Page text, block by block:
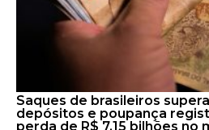
Saques de brasileiros
depósitos e poupança
perda de R$ 7,15 bilhões no